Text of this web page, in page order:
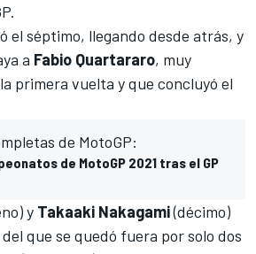
.
el séptimo, llegando desde atrás, y
a Fabio Quartararo, muy
primera vuelta y que concluyó el
de MotoGP:
de MotoGP 2021 tras el GP
y Takaaki Nakagami(décimo)
del que se quedó fuera por solo dos